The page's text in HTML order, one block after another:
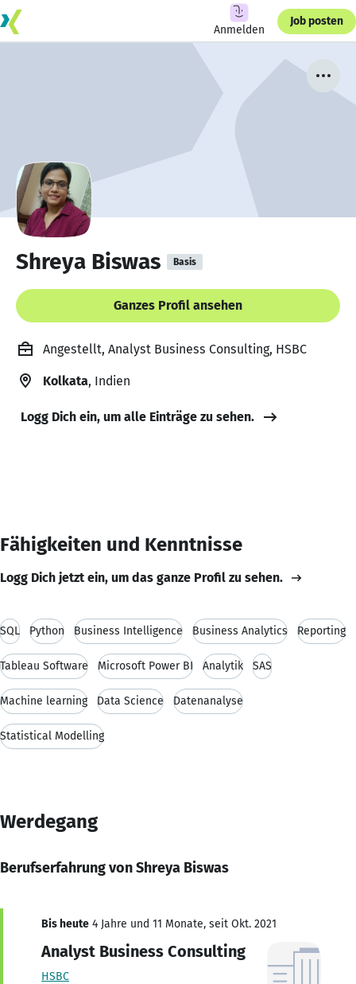
Anmelden
Job posten
Shreya Biswas Basis
Ganzes Profil ansehen
Angestellt, Analyst Business Consulting, HSBC
Kolkata, Indien
Logg Dich ein, um alle Einträge zu sehen.
Fähigkeiten und Kenntnisse
Logg Dich jetzt ein, um das ganze Profil zu sehen.
SQL Python Business Intelligence Business Analytics Reporting
Tableau Software Microsoft Power BI Analytik SAS
Machine learning Data Science Datenanalyse
Statistical Modelling
Werdegang
Berufserfahrung von Shreya Biswas
Bis heute 4 Jahre und 11 Monate, seit Okt. 2021
Analyst Business Consulting
HSBC